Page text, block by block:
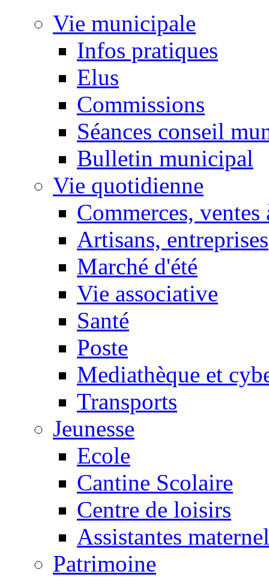
Vie municipale
Infos pratiques
Elus
Commissions
Séances conseil
Bulletin municipal
Vie quotidienne
Commerces, ventes
Artisans, entreprises
Marché d'été
Vie associative
Santé
Poste
Mediathèque et
Transports
Jeunesse
Ecole
Cantine Scolaire
Centre de loisirs
Assistantes
Patrimoine